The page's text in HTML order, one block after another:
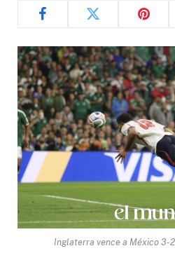
Inglaterra vence a México 3-